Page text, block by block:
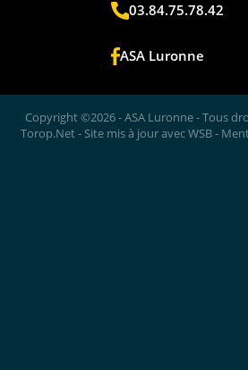
03.84.75.78.42
ASA Luronne
Copyright ©2026 - ASA Luronne - Tous
Torop.Net- Site mis à jour avecWSB-